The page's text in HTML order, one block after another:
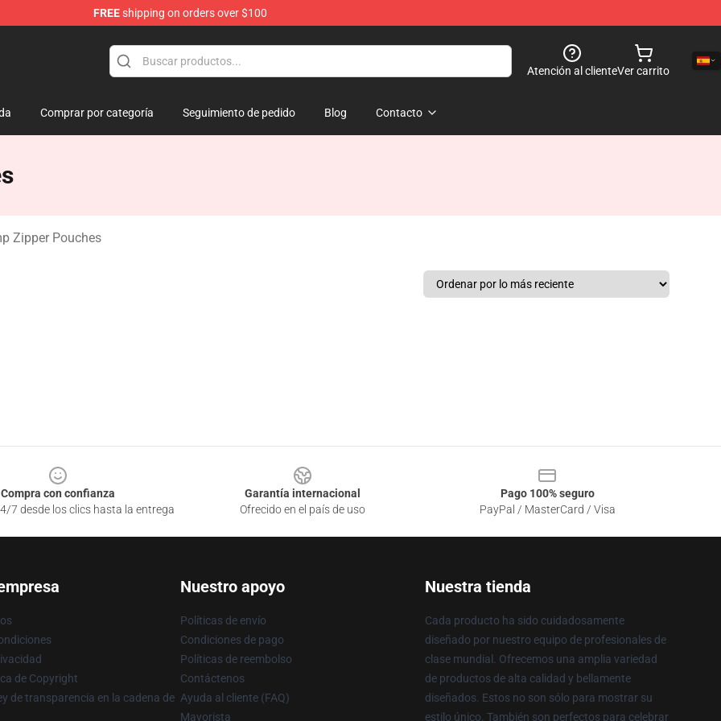
FREEshipping on orders over $100
Atención al clienteVer carrito
Comprar por categoría Seguimiento de pedido Blog Contacto
Zipper Pouches
Compra con confianza
7 desde los clics hasta la entrega
Garantía internacional
Ofrecido en el país de uso
Pago 100% seguro
PayPal / MasterCard / Visa
de Copyright
de transparencia en la cadena de
Nuestro apoyo
Políticas de envío
Condiciones de pago
Políticas de reembolso
Contáctenos
Ayuda al cliente (FAQ)
Mayorista
Nuestra tienda
Cada producto ha sido cuidadosamente
diseñado por nuestro equipo de profesionales de
clase mundial. Ofrecemos una amplia variedad
de productos de alta calidad y bellamente
diseñados. Estos no son sólo para mostrar su
estilo único. También son perfectos para celebrar